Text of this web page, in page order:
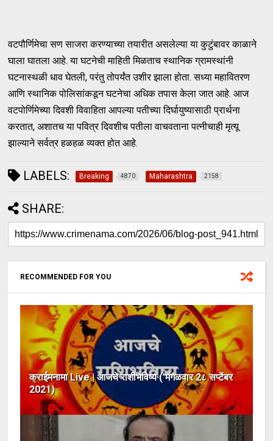
वटपौर्णिमेचा सण साजरा करण्याच्या तयारीत असलेल्या या कुटुंबावर काळाने
घाला घातला आहे. या घटनेची माहिती मिळताच स्थानिक ग्रामस्थांनी
घटनास्थळी धाव घेतली, परंतु तोपर्यंत उशीर झाला होता. सध्या महावितरण
आणि स्थानिक पोलिसांकडून घटनेचा अधिक तपास केला जात आहे. आज
वटपोर्णिमेच्या दिवशी विवाहिता आपल्या पतीच्या दिर्घायुष्यासाठी प्रार्थना
करतात, अशातच या पवित्र दिवशीच पतीला वाचवताना पत्नीचाही मृत्यू
झाल्याने सर्वत्र हळहळ व्यक्त होत आहे.
LABELS: Breaking 4870 Maharashtra 2158
SHARE:
RECOMMENDED FOR YOU
क्राईमनामा Live | आजचे राशीभविष्य ( मंगळवार 2८ सप्टेंबर
2021)